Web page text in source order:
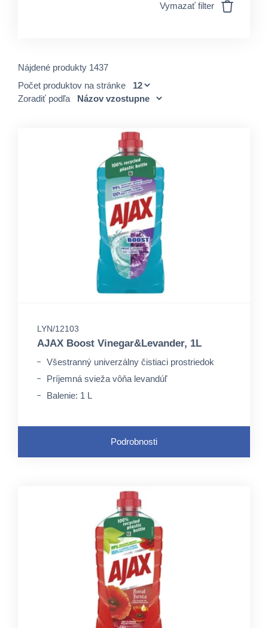
Vymazať filter
Nájdené produkty 1437
Počet produktov na stránke
Zoradiť podľa
LYN/12103
AJAX Boost Vinegar&Levander, 1L
Všestranný univerzálny čistiaci prostriedok
Príjemná svieža vôňa levandúľ
Balenie: 1 L
Podrobnosti